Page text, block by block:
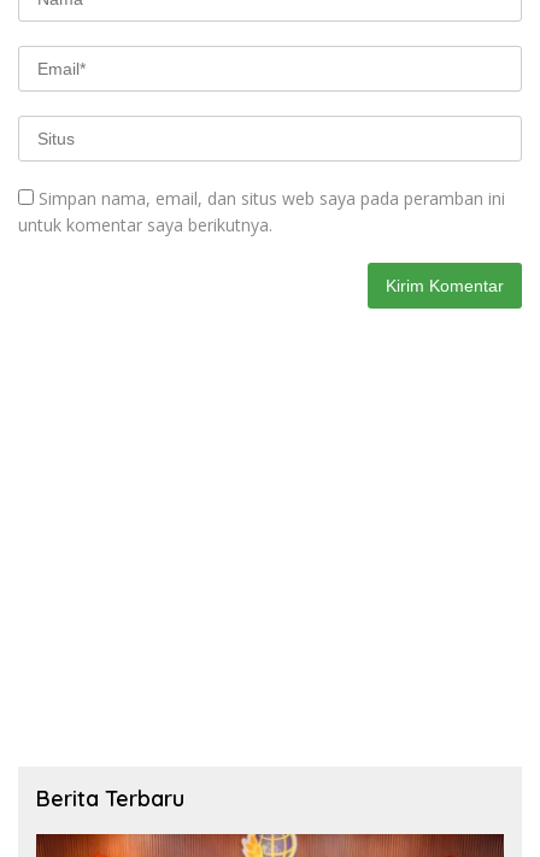
Simpan nama, email, dan situs web saya pada peramban ini
untuk komentar saya berikutnya.
Berita Terbaru